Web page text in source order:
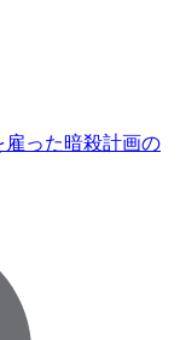
った暗殺計画の